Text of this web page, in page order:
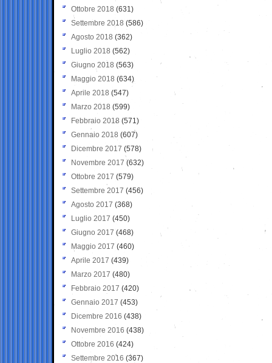
Ottobre 2018 (631)
Settembre 2018 (586)
Agosto 2018 (362)
Luglio 2018 (562)
Giugno 2018 (563)
Maggio 2018 (634)
Aprile 2018 (547)
Marzo 2018 (599)
Febbraio 2018 (571)
Gennaio 2018 (607)
Dicembre 2017 (578)
Novembre 2017 (632)
Ottobre 2017 (579)
Settembre 2017 (456)
Agosto 2017 (368)
Luglio 2017 (450)
Giugno 2017 (468)
Maggio 2017 (460)
Aprile 2017 (439)
Marzo 2017 (480)
Febbraio 2017 (420)
Gennaio 2017 (453)
Dicembre 2016 (438)
Novembre 2016 (438)
Ottobre 2016 (424)
Settembre 2016 (367)